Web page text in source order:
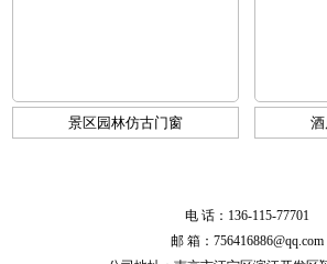
景区园林仿古门窗
电 话：136-115-77701
邮 箱：756416886@qq.com